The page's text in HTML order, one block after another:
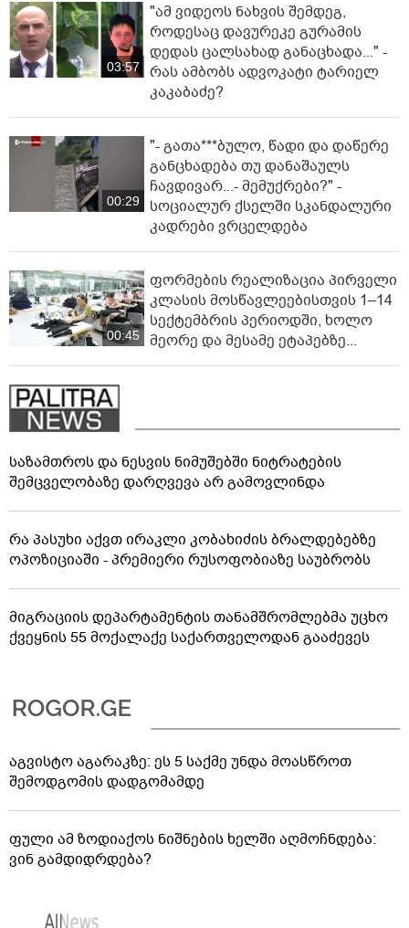
03:57
"ამ ვიდეოს ნახვის შემდეგ,
როდესაც დავურეკე გურამის
დედას ცალსახად განაცხადა..." -
რას ამბობს ადვოკატი ტარიელ
კაკაბაძე?
00:29
"- გათა***ბულო, წადი და დაწერე
განცხადება თუ დანაშაულს
ჩავდივარ...- მემუქრები?" -
სოციალურ ქსელში სკანდალური
კადრები ვრცელდება
00:45
ფორმების რეალიზაცია პირველი
კლასის მოსწავლეებისთვის 1–14
სექტემბრის პერიოდში, ხოლო
მეორე და მესამე ეტაპებზე...
საზამთროს და ნესვის ნიმუშებში ნიტრატების
შემცველობაზე დარღვევა არ გამოვლინდა
რა პასუხი აქვთ ირაკლი კობახიძის ბრალდებებზე
ოპოზიციაში - პრემიერი რუსოფობიაზე საუბრობს
მიგრაციის დეპარტამენტის თანამშრომლებმა უცხო
ქვეყნის 55 მოქალაქე საქართველოდან გააძევეს
აგვისტო აგარაკზე: ეს 5 საქმე უნდა მოასწროთ
შემოდგომის დადგომამდე
ფული ამ ზოდიაქოს ნიშნების ხელში აღმოჩნდება:
ვინ გამდიდრდება?